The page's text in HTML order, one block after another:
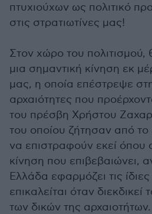
πτυχιούχων ως πολιτικό
στις στρατιωτίνες μας!
Στον χώρο του
μια σημαντική κίνηση εκ
μας, η οποία επέστρεψε
αρχαιότητες που
του πρέσβη Χρήστου
του οποίου ζήτησαν από το
να επιστραφούν εκεί όπου
κίνηση που επιβεβαιώνει,
Ελλάδα εφαρμόζει τις
επικαλείται όταν
των δικών της αρχαιοτήτων.